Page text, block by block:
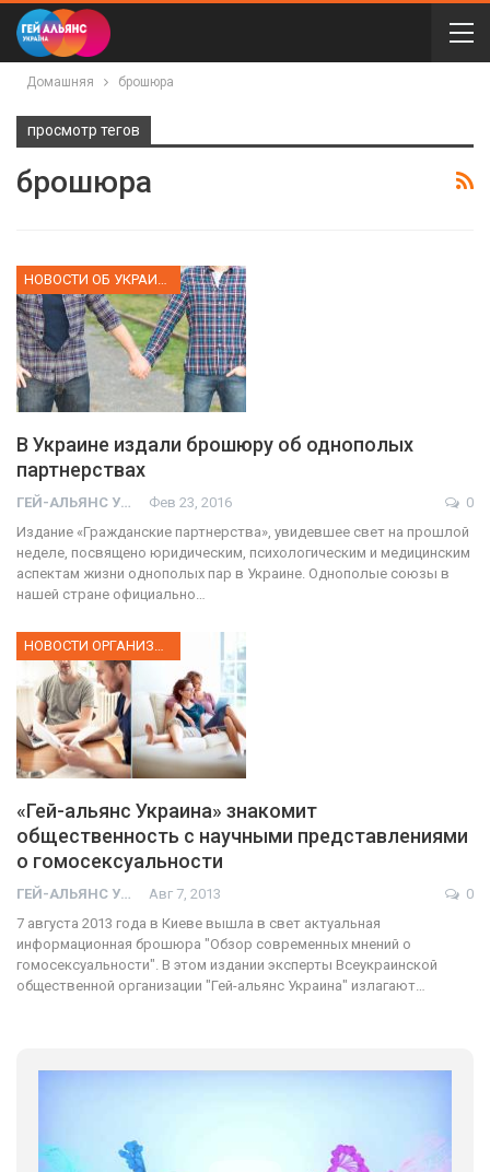
Домашняя брошюра
просмотр тегов
брошюра
В Украине издали брошюру об однополых
партнерствах
ГЕЙ-АЛЬЯНС УКРАИНА Фев 23, 2016
0
Издание «Гражданские партнерства», увидевшее свет на прошлой
неделе, посвящено юридическим, психологическим и медицинским
аспектам жизни однополых пар в Украине. Однополые союзы в
нашей стране официально…
НОВОСТИ ОРГАНИЗАЦИИ
«Гей-альянс Украина» знакомит
общественность с научными представлениями
о гомосексуальности
ГЕЙ-АЛЬЯНС УКРАИНА Авг 7, 2013
0
7 августа 2013 года в Киеве вышла в свет актуальная
информационная брошюра "Обзор современных мнений о
гомосексуальности". В этом издании эксперты Всеукраинской
общественной организации "Гей-альянс Украина" излагают…